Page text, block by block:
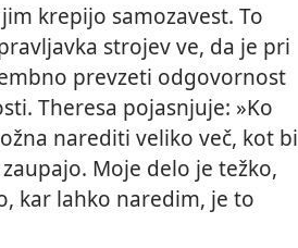
krepijo samozavest. To
strojev ve, da je pri
prevzeti odgovornost
Theresa pojasnjuje: »Ko
narediti veliko več, kot bi
Moje delo je težko,
kar lahko naredim, je to